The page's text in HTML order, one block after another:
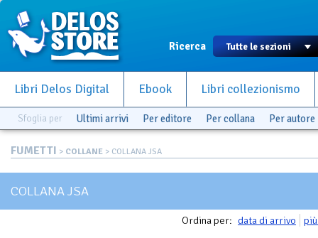
Ricerca
Libri Delos Digital Ebook Libri collezionismo
Sfoglia per Ultimi arrivi Per editore Per collana Per autore
FUMETTI > COLLANE > COLLANA JSA
COLLANA JSA
Ordina per: data di arrivo